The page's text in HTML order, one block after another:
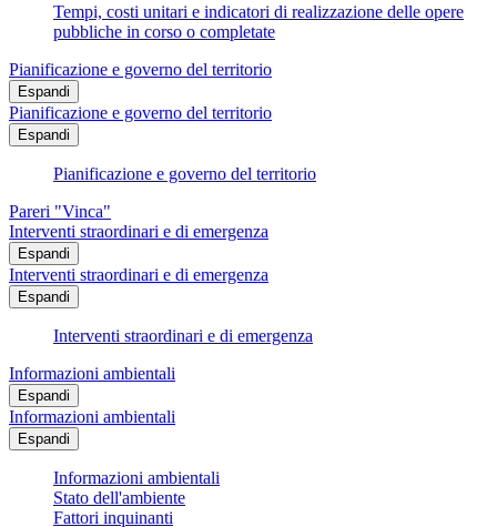
Tempi, costi unitari e indicatori di realizzazione delle opere
pubbliche in corso o completate
Pianificazione e governo del territorio
Espandi
Pianificazione e governo del territorio
Espandi
Pianificazione e governo del territorio
Pareri "Vinca"
Interventi straordinari e di emergenza
Espandi
Interventi straordinari e di emergenza
Espandi
Interventi straordinari e di emergenza
Informazioni ambientali
Espandi
Informazioni ambientali
Espandi
Informazioni ambientali
Stato dell'ambiente
Fattori inquinanti